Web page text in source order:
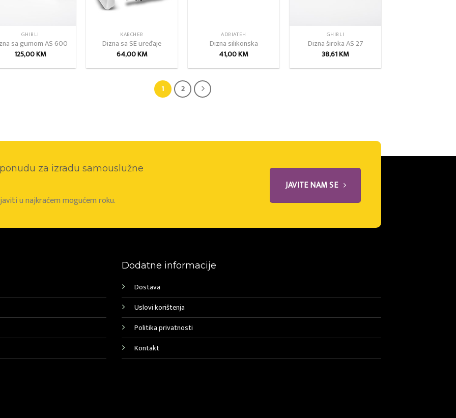
GHIBLI
sa gumom AS 600
125,00KM
KARCHER
Dizna sa SE uređaje
64,00KM
ADRIATEH
Dizna silikonska
41,00KM
GHIBLI
Dizna široka AS 27
38,61KM
1 2
za izradu samouslužne
u najkraćem mogućem roku.
JAVITE NAM SE
Dodatne informacije
Dostava
Uslovi korištenja
Politika privatnosti
Kontakt